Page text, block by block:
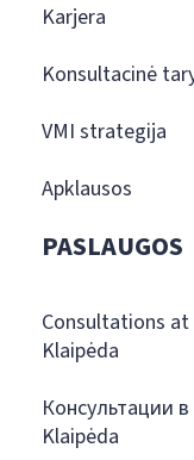
Karjera
Konsultacinė
VMI strategija
Apklausos
PASLAUGOS
Consultations
Klaipėda
Консультации
Klaipėda